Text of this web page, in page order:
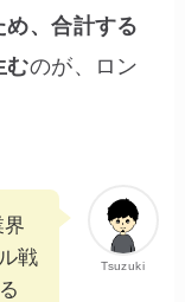
、合計する
むのが、ロン
Tsuzuki
戦